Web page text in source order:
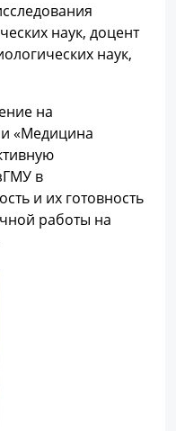
наук, доцент
наук,
на
«Медицина
в
и их готовность
работы на